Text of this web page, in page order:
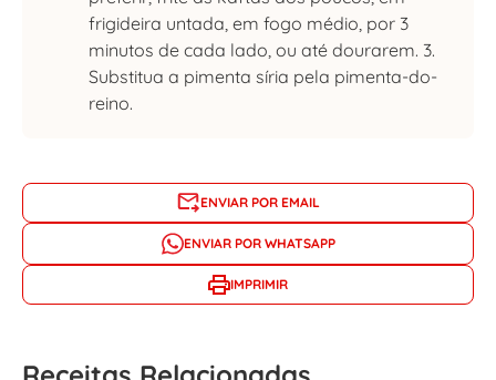
frigideira untada, em fogo médio, por 3
minutos de cada lado, ou até dourarem. 3.
Substitua a pimenta síria pela pimenta-do-
reino.
ENVIAR POR EMAIL
ENVIAR POR WHATSAPP
IMPRIMIR